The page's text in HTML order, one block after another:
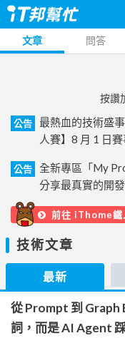
文章 問答
按讚
公告
最熱血的技術盛
人賽】8 月 1 日
公告
全新專區「My
分享最真實的開
前往 iThome鐵
技術文章
最新
從 Prompt 到 Graph
詞，而是 AI Agent